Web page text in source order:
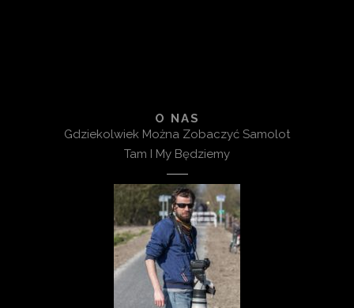
O NAS
Gdziekolwiek Można Zobaczyć Samolot
Tam I My Będziemy